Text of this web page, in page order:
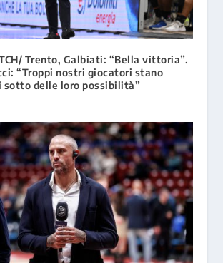
Trento, Galbiati: “Bella vittoria”.
“Troppi nostri giocatori stano
sotto delle loro possibilità”